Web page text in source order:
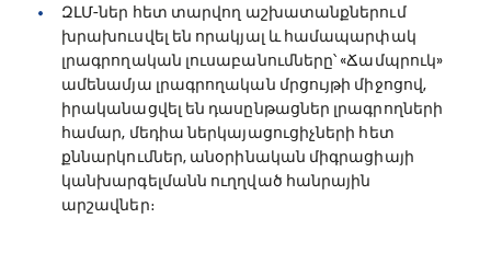
ԶԼՄ-ներ հետ տարվող աշխատանքներում
խրախուսվել են որակյալ և համապարփակ
լրագրողական լուսաբանումները՝ «Ճամպրուկ»
ամենամյա լրագրողական մրցույթի միջոցով,
իրականացվել են դասընթացներ լրագրողների
համար, մեդիա ներկայացուցիչների հետ
քննարկումներ, անօրինական միգրացիայի
կանխարգելմանն ուղղված հանրային
արշավներ։